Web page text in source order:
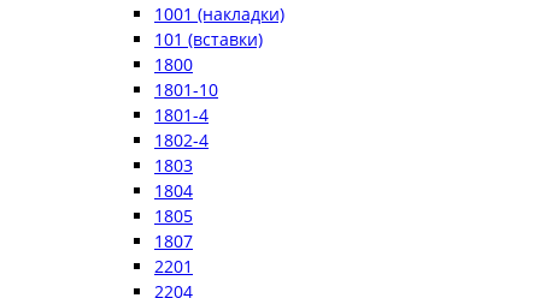
1001 (накладки)
101 (вставки)
1800
1801-10
1801-4
1802-4
1803
1804
1805
1807
2201
2204